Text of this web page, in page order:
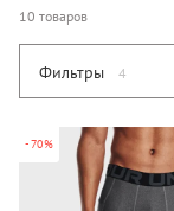
10 товаров
Фильтры 4
-70%